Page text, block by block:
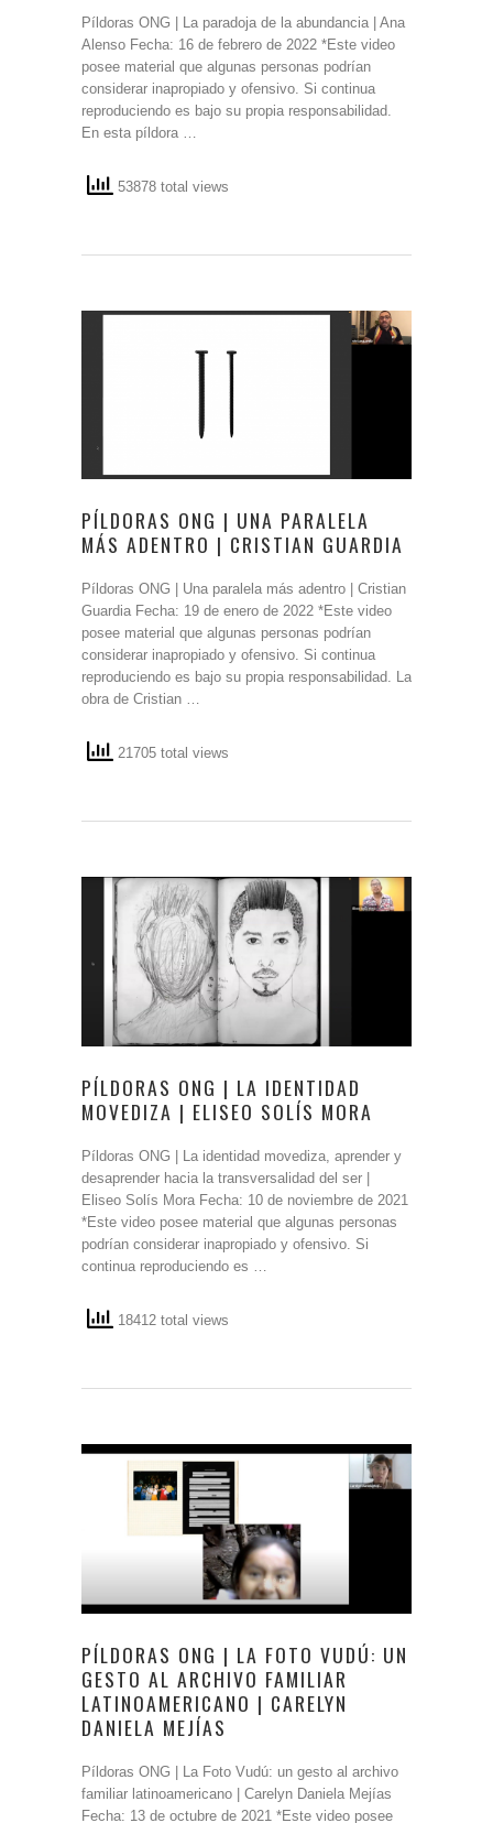
Píldoras ONG | La paradoja de la abundancia | Ana
Alenso Fecha: 16 de febrero de 2022 *Este video
posee material que algunas personas podrían
considerar inapropiado y ofensivo. Si continua
reproduciendo es bajo su propia responsabilidad.
En esta píldora …
53878 total views
PÍLDORAS ONG | UNA PARALELA
MÁS ADENTRO | CRISTIAN GUARDIA
Píldoras ONG | Una paralela más adentro | Cristian
Guardia Fecha: 19 de enero de 2022 *Este video
posee material que algunas personas podrían
considerar inapropiado y ofensivo. Si continua
reproduciendo es bajo su propia responsabilidad. La
obra de Cristian …
21705 total views
PÍLDORAS ONG | LA IDENTIDAD
MOVEDIZA | ELISEO SOLÍS MORA
Píldoras ONG | La identidad movediza, aprender y
desaprender hacia la transversalidad del ser |
Eliseo Solís Mora Fecha: 10 de noviembre de 2021
*Este video posee material que algunas personas
podrían considerar inapropiado y ofensivo. Si
continua reproduciendo es …
18412 total views
PÍLDORAS ONG | LA FOTO VUDÚ: UN
GESTO AL ARCHIVO FAMILIAR
LATINOAMERICANO | CARELYN
DANIELA MEJÍAS
Píldoras ONG | La Foto Vudú: un gesto al archivo
familiar latinoamericano | Carelyn Daniela Mejías
Fecha: 13 de octubre de 2021 *Este video posee